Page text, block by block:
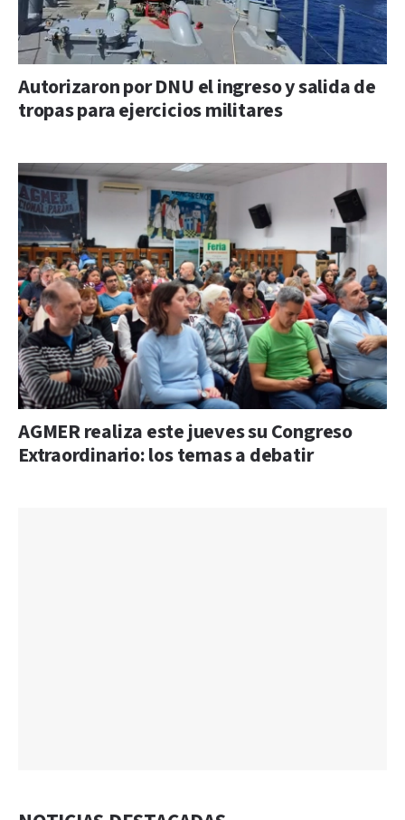
Autorizaron por DNU el ingreso y salida de
tropas para ejercicios militares
AGMER realiza este jueves su Congreso
Extraordinario: los temas a debatir